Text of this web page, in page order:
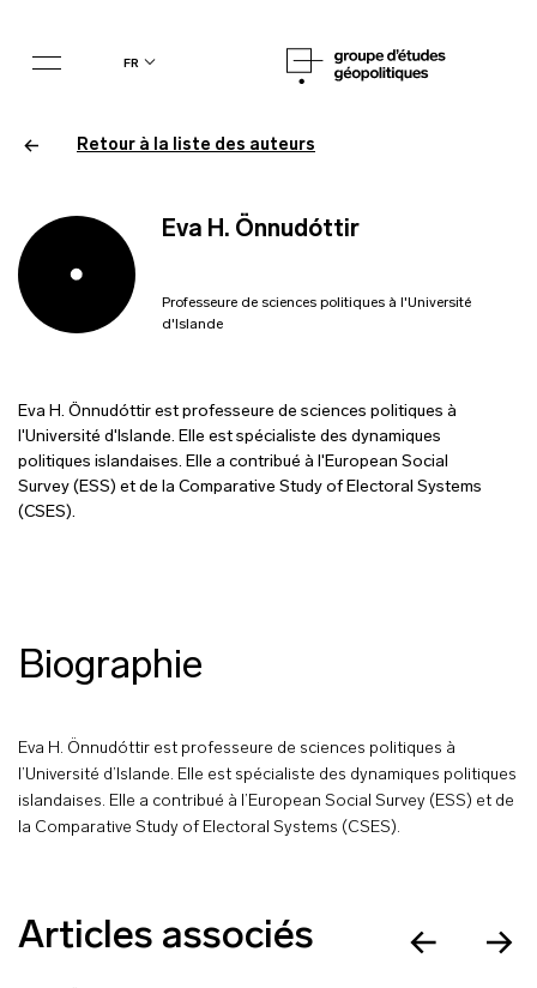
fr
Eva H. Önnudóttir
Professeure de sciences politiques à l'Université
d'Islande
Eva H. Önnudóttir est professeure de sciences politiques à
l'Université d'Islande. Elle est spécialiste des dynamiques
politiques islandaises. Elle a contribué à l'European Social
Survey (ESS) et de la Comparative Study of Electoral Systems
(CSES).
Retour à la liste des auteurs
Biographie
Eva H. Önnudóttir est professeure de sciences politiques à
l’Université d’Islande. Elle est spécialiste des dynamiques politiques
islandaises. Elle a contribué à l’European Social Survey (ESS) et de
la Comparative Study of Electoral Systems (CSES).
Articles associés